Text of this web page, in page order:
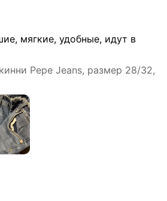
мягкие, удобные, идут в
Pepe Jeans, размер 28/32,